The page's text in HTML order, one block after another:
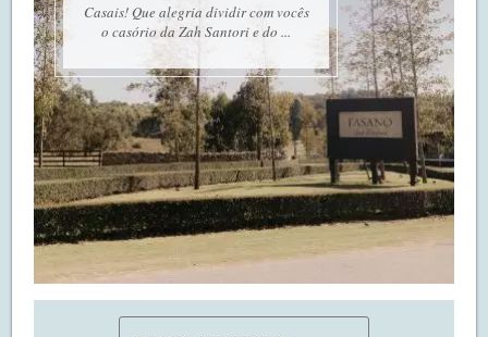
Casais! Que alegria dividir com vocês
o casório da Zah Santori e do ...